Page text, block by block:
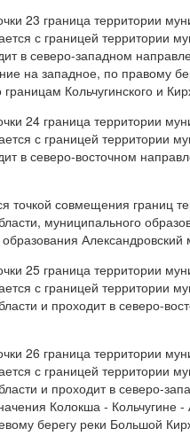
23 граница территории
с границей территории
в северо-западном
на западное, по правому
Кольчугинского и
24 граница территории
с границей территории
в северо-восточном
точкой совмещения границ
муниципального
25 граница территории
с границей территории
и проходит в северо-
26 граница территории
с границей территории
и проходит в северо-
Колокша -
берегу реки Большой